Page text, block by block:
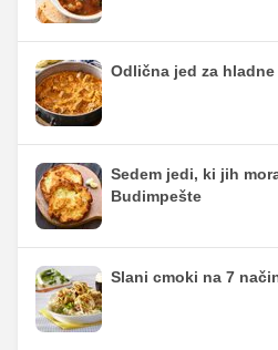
Odlična jed za hladne
Sedem jedi, ki jih
Budimpešte
Slani cmoki na 7